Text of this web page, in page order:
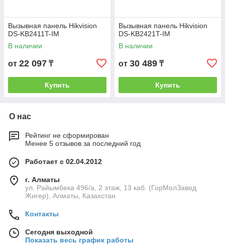
Вызывная панель Hikvision
DS-KB2411T-IM
В наличии
от 22 097 ₸
Купить
Вызывная панель Hikvision
DS-KB2421T-IM
В наличии
от 30 489 ₸
Купить
О нас
Рейтинг не сформирован
Менее 5 отзывов за последний год
Работает с 02.04.2012
г. Алматы
ул. Райымбека 496/а, 2 этаж, 13 каб. (ГорМолЗавод
Жигер), Алматы, Казахстан
Контакты
Сегодня выходной
Показать весь график работы